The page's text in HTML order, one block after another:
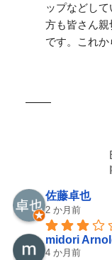
ップなどし
方も皆さん
です。これか
佐藤卓也
2 か月前
midori
4 か月前